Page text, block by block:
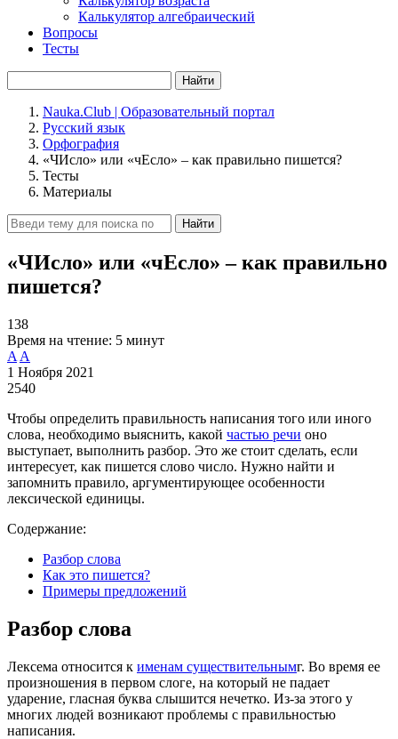
Калькулятор алгебраический
Вопросы
Тесты
Найти
Nauka.Club | Образовательный портал
Русский язык
Орфография
«ЧИсло» или «чЕсло» – как правильно пишется?
Тесты
Материалы
Найти
«ЧИсло» или «чЕсло» – как правильно
пишется?
138
Время на чтение: 5 минут
A A
1 Ноября 2021
2540
Чтобы определить правильность написания того или иного
слова, необходимо выяснить, какой частью речи оно
выступает, выполнить разбор. Это же стоит сделать, если
интересует, как пишется слово число. Нужно найти и
запомнить правило, аргументирующее особенности
лексической единицы.
Содержание:
Разбор слова
Как это пишется?
Примеры предложений
Разбор слова
Лексема относится к именам существительнымг. Во время ее
произношения в первом слоге, на который не падает
ударение, гласная буква слышится нечетко. Из-за этого у
многих людей возникают проблемы с правильностью
написания.